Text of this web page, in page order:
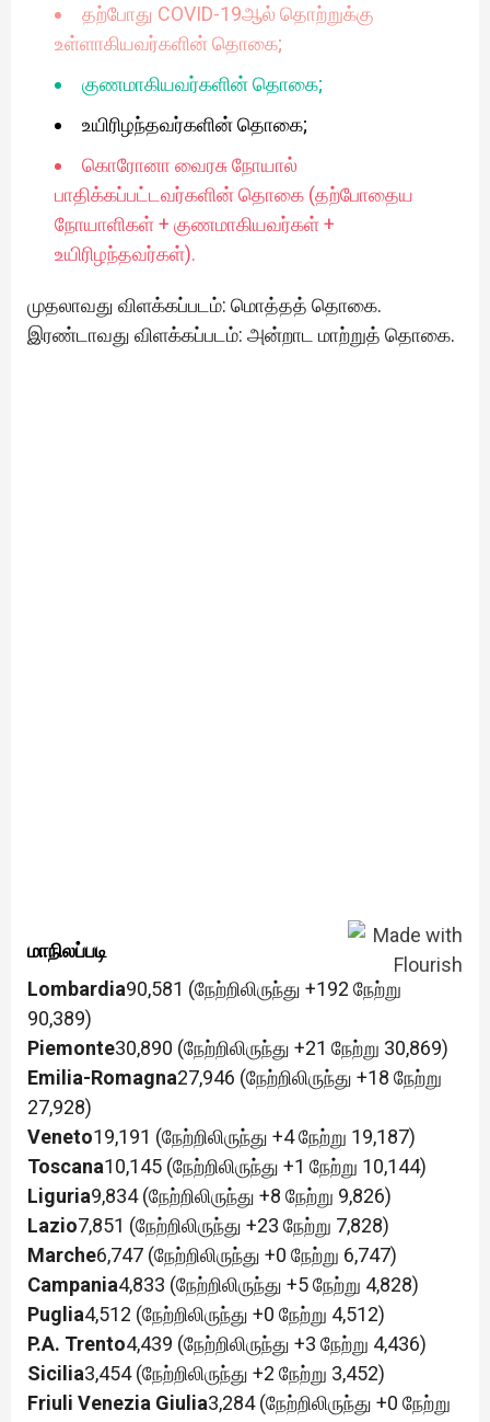
தற்போது COVID-19ஆல் தொற்றுக்கு
உள்ளாகியவர்களின் தொகை;
குணமாகியவர்களின் தொகை;
உயிரிழந்தவர்களின் தொகை;
கொரோனா வைரசு நோயால்
பாதிக்கப்பட்டவர்களின் தொகை (தற்போதைய
நோயாளிகள் + குணமாகியவர்கள் +
உயிரிழந்தவர்கள்).
முதலாவது விளக்கப்படம்: மொத்தத் தொகை.
இரண்டாவது விளக்கப்படம்: அன்றாட மாற்றுத் தொகை.
மாநிலப்படி
Lombardia90,581 (நேற்றிலிருந்து +192 நேற்று
90,389)
Piemonte30,890 (நேற்றிலிருந்து +21 நேற்று 30,869)
Emilia-Romagna27,946 (நேற்றிலிருந்து +18 நேற்று
27,928)
Veneto19,191 (நேற்றிலிருந்து +4 நேற்று 19,187)
Toscana10,145 (நேற்றிலிருந்து +1 நேற்று 10,144)
Liguria9,834 (நேற்றிலிருந்து +8 நேற்று 9,826)
Lazio7,851 (நேற்றிலிருந்து +23 நேற்று 7,828)
Marche6,747 (நேற்றிலிருந்து +0 நேற்று 6,747)
Campania4,833 (நேற்றிலிருந்து +5 நேற்று 4,828)
Puglia4,512 (நேற்றிலிருந்து +0 நேற்று 4,512)
P.A. Trento4,439 (நேற்றிலிருந்து +3 நேற்று 4,436)
Sicilia3,454 (நேற்றிலிருந்து +2 நேற்று 3,452)
Friuli Venezia Giulia3,284 (நேற்றிலிருந்து +0 நேற்று